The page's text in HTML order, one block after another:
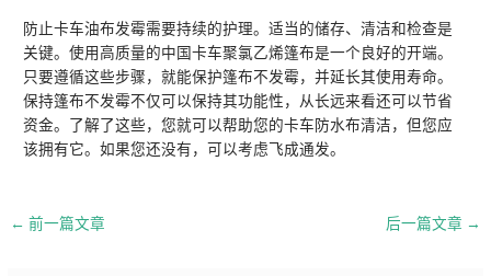
防止卡车油布发霉需要持续的护理。适当的储存、清洁和检查是
关键。使用高质量的中国卡车聚氯乙烯篷布是一个良好的开端。
只要遵循这些步骤，就能保护篷布不发霉，并延长其使用寿命。
保持篷布不发霉不仅可以保持其功能性，从长远来看还可以节省
资金。了解了这些，您就可以帮助您的卡车防水布清洁，但您应
该拥有它。如果您还没有，可以考虑飞成通发。
← 前一篇文章 后一篇文章 →